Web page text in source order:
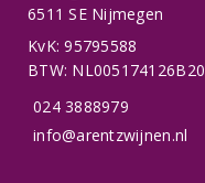
6511 SE Nijmegen
KvK: 95795588
BTW: NL005174126B20
024 3888979
info@arentzwijnen.nl